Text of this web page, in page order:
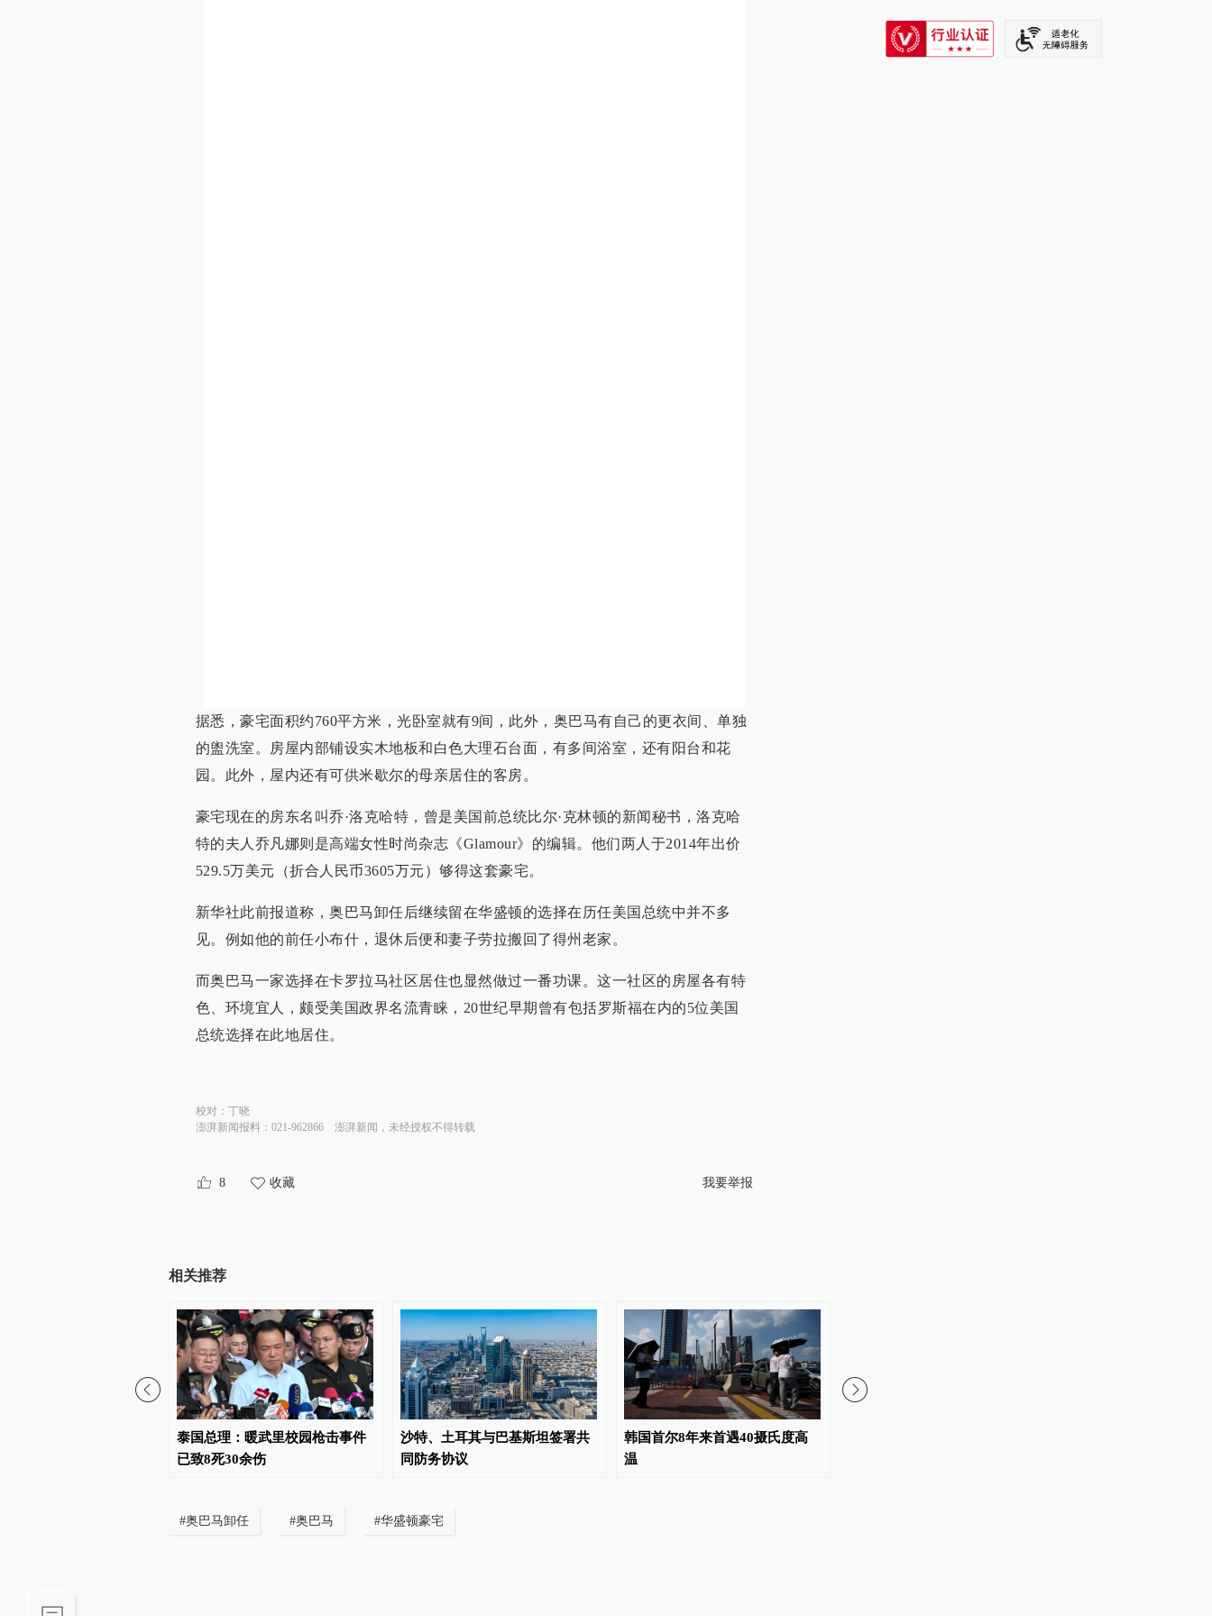
据悉，豪宅面积约760平方米，光卧室就有9间，此外，奥巴马有自己的更衣间、单独
的盥洗室。房屋内部铺设实木地板和白色大理石台面，有多间浴室，还有阳台和花
园。此外，屋内还有可供米歇尔的母亲居住的客房。
豪宅现在的房东名叫乔·洛克哈特，曾是美国前总统比尔·克林顿的新闻秘书，洛克哈
特的夫人乔凡娜则是高端女性时尚杂志《Glamour》的编辑。他们两人于2014年出价
529.5万美元（折合人民币3605万元）够得这套豪宅。
新华社此前报道称，奥巴马卸任后继续留在华盛顿的选择在历任美国总统中并不多
见。例如他的前任小布什，退休后便和妻子劳拉搬回了得州老家。
而奥巴马一家选择在卡罗拉马社区居住也显然做过一番功课。这一社区的房屋各有特
色、环境宜人，颇受美国政界名流青睐，20世纪早期曾有包括罗斯福在内的5位美国
总统选择在此地居住。
校对： 丁晓
澎湃新闻报料：021-962866
澎湃新闻，未经授权不得转载
8 收藏 我要举报
相关推荐
泰国总理：暖武里校园枪击事件
已致8死30余伤
沙特、土耳其与巴基斯坦签署共
同防务协议
韩国首尔8年来首遇40摄氏度高
温
#奥巴马卸任 #奥巴马 #华盛顿豪宅
SIXTH TONE